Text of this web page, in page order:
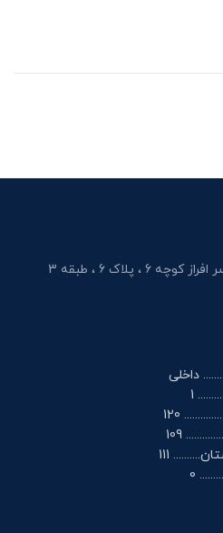
پلاک 6 ، طبقه 3
داخلی
1
120
109
111
0